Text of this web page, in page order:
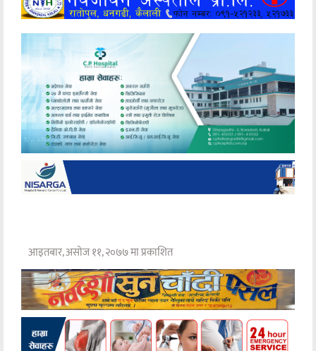
मनोरञ्जन
अन्य
आइतबार, असोज ११, २०७७ मा प्रकाशित